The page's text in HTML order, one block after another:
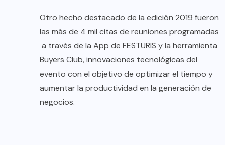
Otro hecho destacado de la edición 2019 fueron
las más de 4 mil citas de reuniones programadas
a través de la App de FESTURIS y la herramienta
Buyers Club, innovaciones tecnológicas del
evento con el objetivo de optimizar el tiempo y
aumentar la productividad en la generación de
negocios.